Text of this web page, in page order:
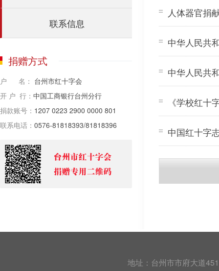
联系信息
捐赠方式
户 名： 台州市红十字会
开 户 行： 中国工商银行台州分行
捐款账号： 1207 0223 2900 0000 801
联系电话： 0576-81818393/81818396
人体器官捐
中华人民共
中华人民共
《学校红十
中国红十字
地址：台州市市府大道